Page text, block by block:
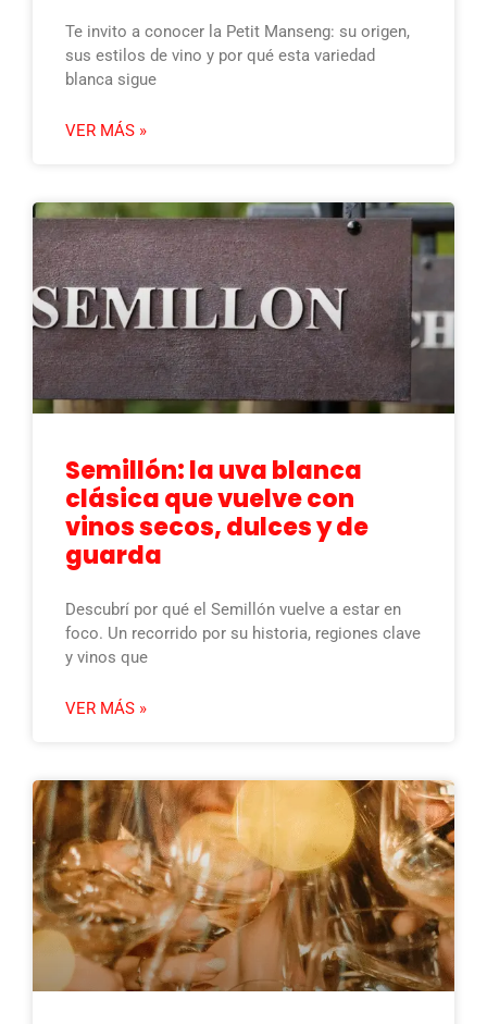
Te invito a conocer la Petit Manseng: su origen,
sus estilos de vino y por qué esta variedad
blanca sigue
VER MÁS »
Semillón: la uva blanca
clásica que vuelve con
vinos secos, dulces y de
guarda
Descubrí por qué el Semillón vuelve a estar en
foco. Un recorrido por su historia, regiones clave
y vinos que
VER MÁS »